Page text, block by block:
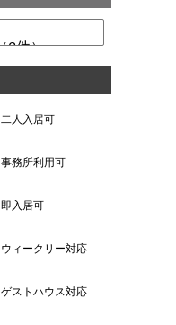
二人入居可
事務所利用可
即入居可
ウィークリー対応
ゲストハウス対応